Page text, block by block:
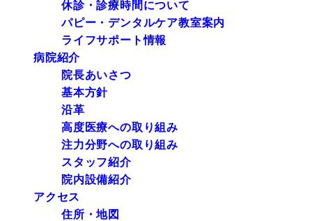
休診・診療時間について
パピー・デンタルケア教室案内
ライフサポート情報
病院紹介
院長あいさつ
基本方針
沿革
高度医療への取り組み
注力分野への取り組み
スタッフ紹介
院内設備紹介
アクセス
住所・地図